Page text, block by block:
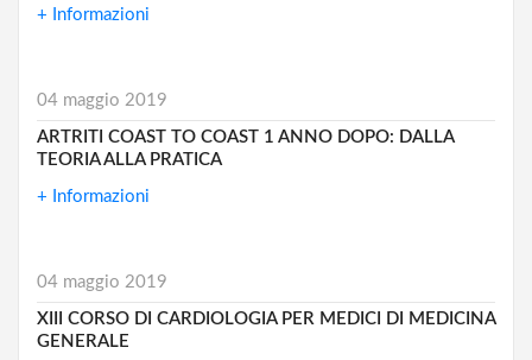
+ Informazioni
04 maggio 2019
ARTRITI COAST TO COAST 1 ANNO DOPO: DALLA
TEORIA ALLA PRATICA
+ Informazioni
04 maggio 2019
XIII CORSO DI CARDIOLOGIA PER MEDICI DI MEDICINA
GENERALE